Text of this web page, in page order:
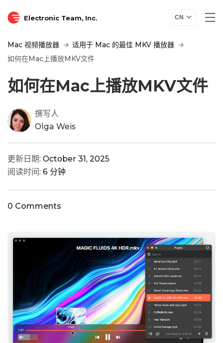
Electronic Team, Inc. CN
Mac 视频播放器
适用于 Mac 的最佳 MKV 播放器
如何在Mac上播放MKV文件
如何在Mac上播放MKV文件
撰写人
Olga Weis
更新日期: October 31, 2025
阅读时间: 6 分钟
0 Comments